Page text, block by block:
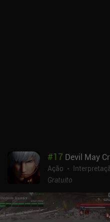
#17 Devil May
Ação
Gratuito